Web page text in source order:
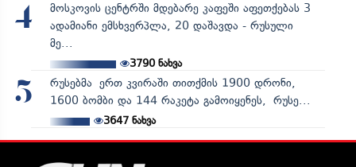
4
მოსკოვის ცენტრში მდებარე კაფეში აფეთქებას 3
ადამიანი ემსხვერპლა, 20 დაშავდა - რუსული
მე...
3790ნახვა
5
რუსებმა ერთ კვირაში თითქმის 1900 დრონი,
1600 ბომბი და 144 რაკეტა გამოიყენეს, რუსე...
3647ნახვა